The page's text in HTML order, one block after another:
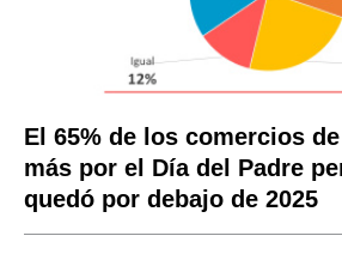
El 65% de los comercios
más por el Día del Padre
quedó por debajo de 2025